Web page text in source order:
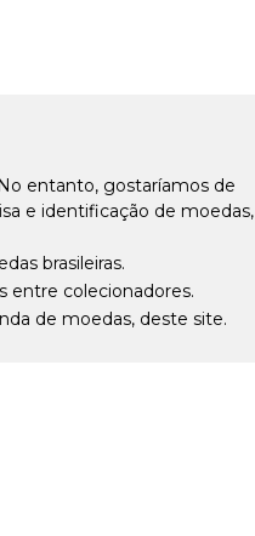
entanto, gostaríamos de
e identificação de moedas,
brasileiras.
entre colecionadores.
de moedas, deste site.